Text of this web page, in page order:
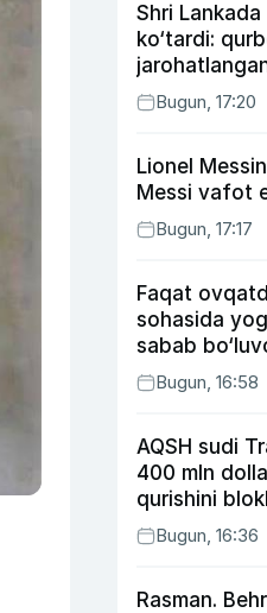
Shri
ko‘tardi:
Bugun, 17:20
Lionel
Messi vafot
Bugun, 17:17
Faqat
sohasida
sabab
odatBugun, 16:58
AQSH sudi
400 mln
qurishini
Bugun, 16:36
Rasman.